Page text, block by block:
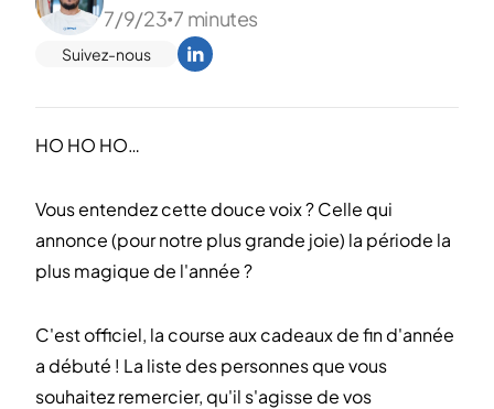
7/9/23•7 minutes
Suivez-nous
HO HO HO…
Vous entendez cette douce voix ? Celle qui
annonce (pour notre plus grande joie) la période la
plus magique de l'année ?
C'est officiel, la course aux cadeaux de fin d'année
a débuté ! La liste des personnes que vous
souhaitez remercier, qu'il s'agisse de vos